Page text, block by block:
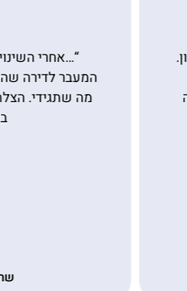
השינוי שקרה ליונתן לאחר
שהמלצת, אני מאמינה לכל
הצלת לי את הילד. ממליצה